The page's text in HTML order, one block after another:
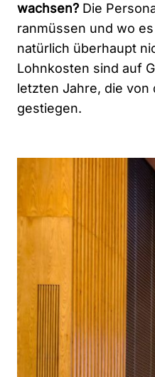
wachsen? Die
ranmüssen und wo
natürlich überhaupt
Lohnkosten sind auf
letzten Jahre, die
gestiegen.